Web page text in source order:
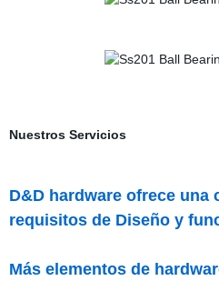
Nuestros Servicios
D&D hardwareofrece una
requisitos de Diseño y
Más elementos de